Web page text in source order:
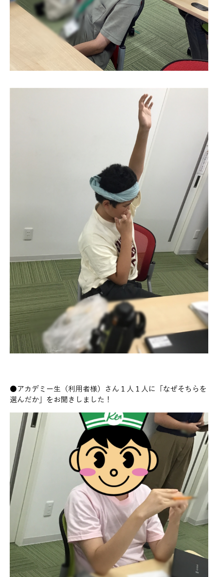
●アカデミー生（利用者様）さん１人１人に「なぜそちらを
選んだか」をお聞きしました！